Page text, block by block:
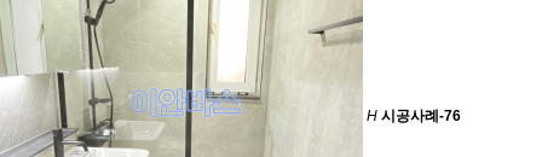
H 시공사례-76